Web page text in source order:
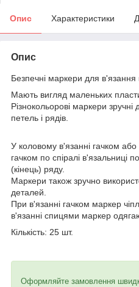
Опис Характеристики
Опис
Безпечні маркери для в'язання
Мають вигляд маленьких
Різнокольорові маркери
петель і рядів.
У коловому в'язанні гачком
гачком по спіралі в'язальниці
(кінець) ряду.
Маркери також зручно
деталей.
При в'язанні гачком маркер
в'язанні спицями маркер
Кількість: 25 шт.
Оформляйте замовлення